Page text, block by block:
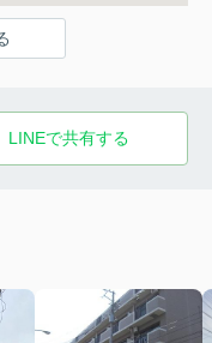
LINEで共有する